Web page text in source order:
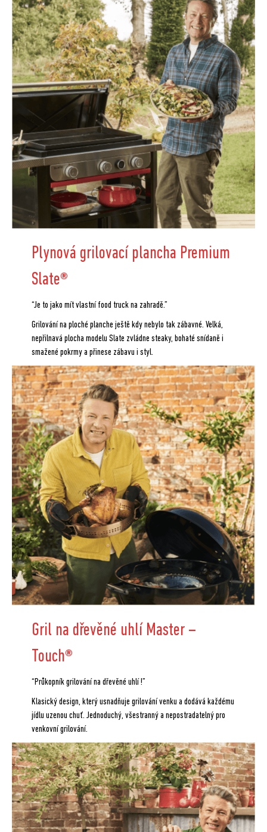
Plynová grilovací plancha Premium
Slate®
“Je to jako mít vlastní food truck na zahradě.”
Grilování na ploché planche ještě kdy nebylo tak zábavné. Velká,
nepřilnavá plocha modelu Slate zvládne steaky, bohaté snídaně i
smažené pokrmy a přinese zábavu i styl.
Gril na dřevěné uhlí Master –
Touch®
“Průkopník grilování na dřevěné uhlí !”
Klasický design, který usnadňuje grilování venku a dodává každému
jídlu uzenou chuť. Jednoduchý, všestranný a nepostradatelný pro
venkovní grilování.